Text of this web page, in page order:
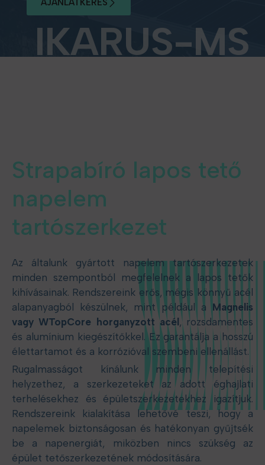
AJÁNLATKÉRÉS
IKARUS-MS
Strapabíró lapos tető
napelem
tartószerkezet
Az általunk gyártott napelem tartószerkezetek
minden szempontból megfelelnek a lapos tetők
kihívásainak. Rendszereink erős, mégis könnyű acél
alapanyagból készülnek, mint például a Magnelis
vagy WTopCore horganyzott acél, rozsdamentes
és alumínium kiegészítőkkel. Ez garantálja a hosszú
élettartamot és a korrózióval szembeni ellenállást.
Rugalmasságot kínálunk minden telepítési
helyzethez, a szerkezeteket az adott éghajlati
terhelésekhez és épületszerkezetekhez igazítjuk.
Rendszereink kialakítása lehetővé teszi, hogy a
napelemek biztonságosan és hatékonyan gyűjtsék
be a napenergiát, miközben nincs szükség az
épület tetőszerkezetének módosítására.